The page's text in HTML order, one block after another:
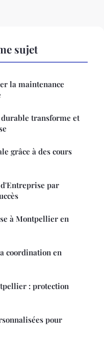
sujet
la maintenance
transforme et
grâce à des cours
par
à Montpellier en
coordination en
: protection
pour